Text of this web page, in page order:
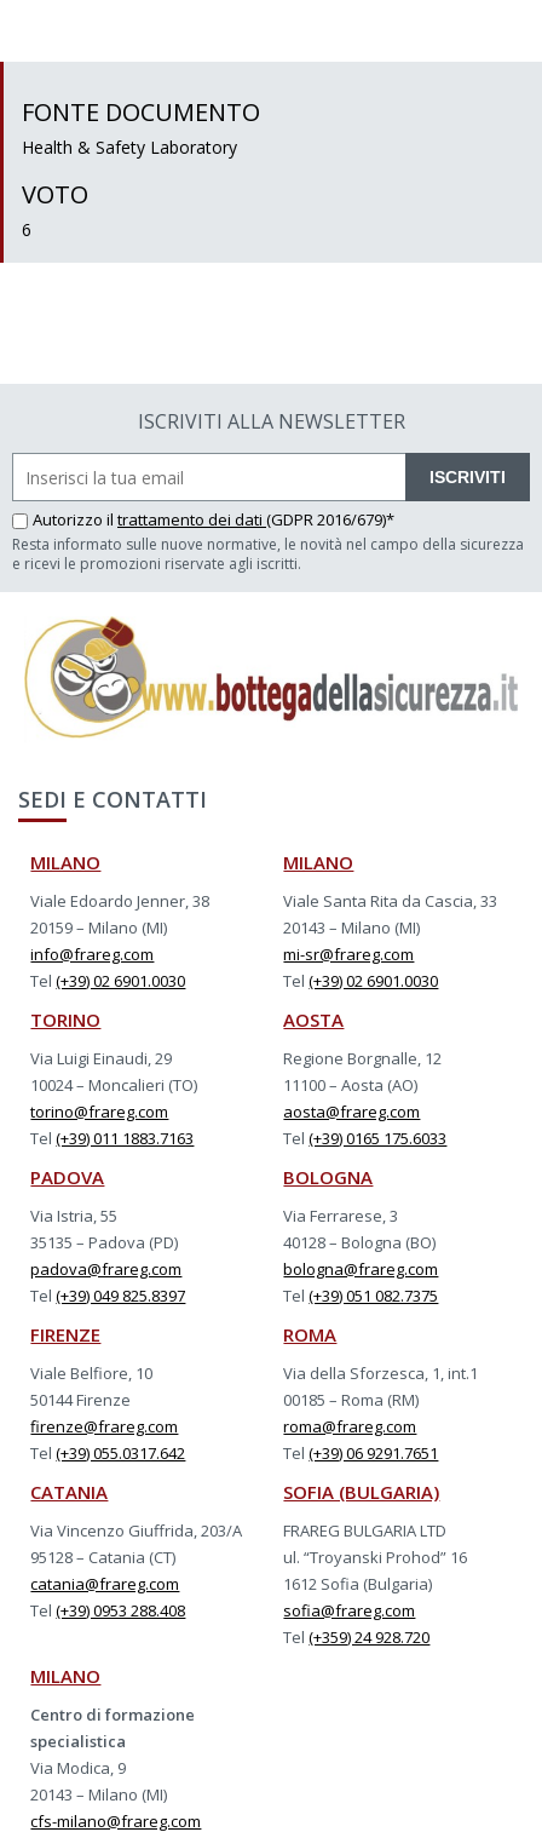
FONTE DOCUMENTO
Health & Safety Laboratory
VOTO
6
ISCRIVITI ALLA NEWSLETTER
ISCRIVITI
Autorizzo il trattamento dei dati (GDPR 2016/679)*
Resta informato sulle nuove normative, le novità nel campo della sicurezza
e ricevi le promozioni riservate agli iscritti.
SEDI E CONTATTI
MILANO
Viale Edoardo Jenner, 38
20159 – Milano (MI)
info@frareg.com
Tel(+39) 02 6901.0030
MILANO
Viale Santa Rita da Cascia, 33
20143 – Milano (MI)
mi-sr@frareg.com
Tel(+39) 02 6901.0030
TORINO
Via Luigi Einaudi, 29
10024 – Moncalieri (TO)
torino@frareg.com
Tel(+39) 011 1883.7163
AOSTA
Regione Borgnalle, 12
11100 – Aosta (AO)
aosta@frareg.com
Tel(+39) 0165 175.6033
PADOVA
Via Istria, 55
35135 – Padova (PD)
padova@frareg.com
Tel(+39) 049 825.8397
BOLOGNA
Via Ferrarese, 3
40128 – Bologna (BO)
bologna@frareg.com
Tel(+39) 051 082.7375
FIRENZE
Viale Belfiore, 10
50144 Firenze
firenze@frareg.com
Tel(+39) 055.0317.642
ROMA
Via della Sforzesca, 1, int.1
00185 – Roma (RM)
roma@frareg.com
Tel(+39) 06 9291.7651
CATANIA
Via Vincenzo Giuffrida, 203/A
95128 – Catania (CT)
catania@frareg.com
Tel(+39) 0953 288.408
SOFIA (BULGARIA)
FRAREG BULGARIA LTD
ul. “Troyanski Prohod” 16
1612 Sofia (Bulgaria)
sofia@frareg.com
Tel(+359) 24 928.720
MILANO
Centro di formazione
specialistica
Via Modica, 9
20143 – Milano (MI)
cfs-milano@frareg.com